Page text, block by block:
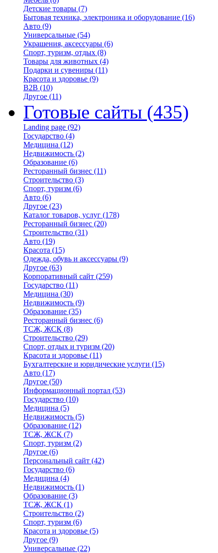
Детские товары (7)
Бытовая техника, электроника и оборудование (16)
Авто (9)
Универсальные (54)
Украшения, аксессуары (6)
Спорт, туризм, отдых (8)
Товары для животных (4)
Подарки и сувениры (11)
Красота и здоровье (9)
B2B (10)
Другое (11)
Готовые сайты (435)
Landing page (92)
Государство (4)
Медицина (12)
Недвижимость (2)
Образование (6)
Ресторанный бизнес (11)
Строительство (3)
Спорт, туризм (6)
Авто (6)
Другое (23)
Каталог товаров, услуг (178)
Ресторанный бизнес (20)
Строительство (31)
Авто (19)
Красота (15)
Одежда, обувь и аксессуары (9)
Другое (63)
Корпоративный сайт (259)
Государство (11)
Медицина (30)
Недвижимость (9)
Образование (35)
Ресторанный бизнес (6)
ТСЖ, ЖСК (8)
Строительство (29)
Спорт, отдых и туризм (20)
Красота и здоровье (11)
Бухгалтерские и юридические услуги (15)
Авто (17)
Другое (50)
Информационный портал (53)
Государство (10)
Медицина (5)
Недвижимость (5)
Образование (12)
ТСЖ, ЖСК (7)
Спорт, туризм (2)
Другое (6)
Персональный сайт (42)
Государство (6)
Медицина (4)
Недвижимость (1)
Образование (3)
ТСЖ, ЖСК (1)
Строительство (2)
Спорт, туризм (6)
Красота и здоровье (5)
Другое (9)
Универсальные (22)